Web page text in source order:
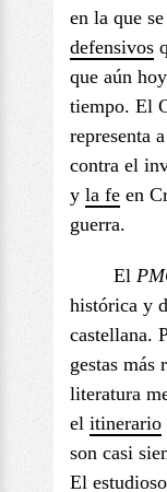
en la que
defensivos
que aún
tiempo. El
representa
contra el
y la fe en
guerra.
El
histórica y
castellana.
gestas más
literatura
el itinerario
son casi
El